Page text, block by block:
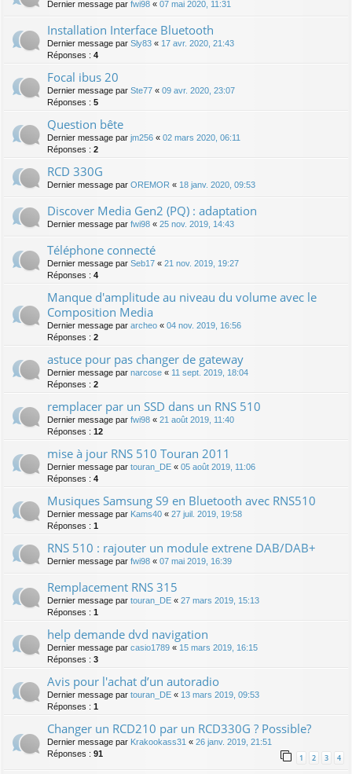
Dernier message par fwi98 « 07 mai 2020, 11:31
Installation Interface Bluetooth
Dernier message par Sly83 « 17 avr. 2020, 21:43
Réponses : 4
Focal ibus 20
Dernier message par Ste77 « 09 avr. 2020, 23:07
Réponses : 5
Question bête
Dernier message par jm256 « 02 mars 2020, 06:11
Réponses : 2
RCD 330G
Dernier message par OREMOR « 18 janv. 2020, 09:53
Discover Media Gen2 (PQ) : adaptation
Dernier message par fwi98 « 25 nov. 2019, 14:43
Téléphone connecté
Dernier message par Seb17 « 21 nov. 2019, 19:27
Réponses : 4
Manque d'amplitude au niveau du volume avec le
Composition Media
Dernier message par archeo « 04 nov. 2019, 16:56
Réponses : 2
astuce pour pas changer de gateway
Dernier message par narcose « 11 sept. 2019, 18:04
Réponses : 2
remplacer par un SSD dans un RNS 510
Dernier message par fwi98 « 21 août 2019, 11:40
Réponses : 12
mise à jour RNS 510 Touran 2011
Dernier message par touran_DE « 05 août 2019, 11:06
Réponses : 4
Musiques Samsung S9 en Bluetooth avec RNS510
Dernier message par Kams40 « 27 juil. 2019, 19:58
Réponses : 1
RNS 510 : rajouter un module extrene DAB/DAB+
Dernier message par fwi98 « 07 mai 2019, 16:39
Remplacement RNS 315
Dernier message par touran_DE « 27 mars 2019, 15:13
Réponses : 1
help demande dvd navigation
Dernier message par casio1789 « 15 mars 2019, 16:15
Réponses : 3
Avis pour l'achat d’un autoradio
Dernier message par touran_DE « 13 mars 2019, 09:53
Réponses : 1
Changer un RCD210 par un RCD330G ? Possible?
Dernier message par Krakookass31 « 26 janv. 2019, 21:51
Réponses : 91 1 2 3 4